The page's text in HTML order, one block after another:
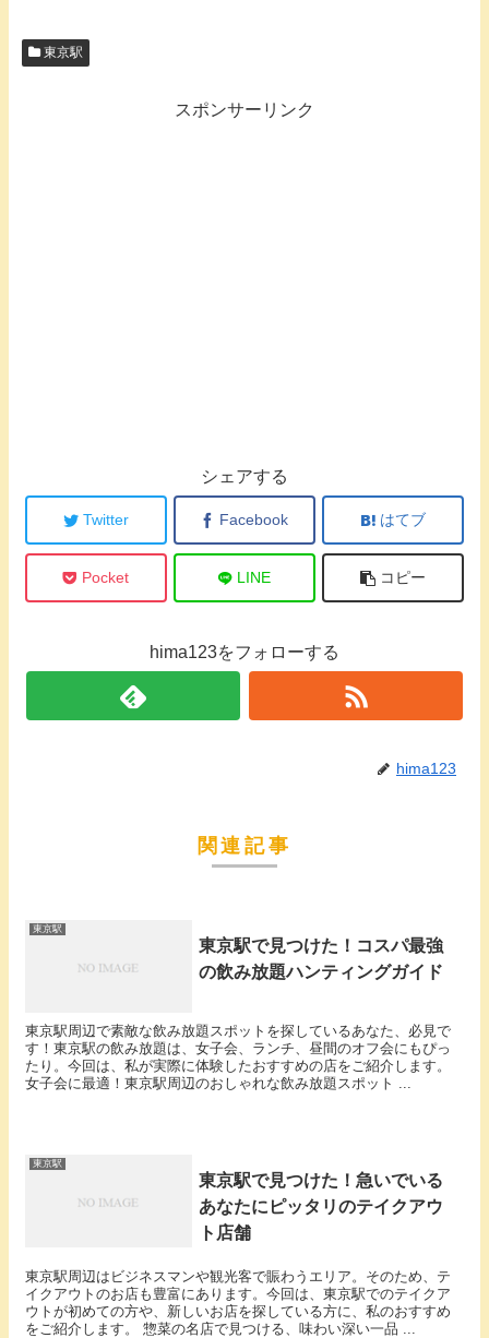
東京駅
スポンサーリンク
シェアする
Twitter Facebook はてブ
Pocket LINE コピー
hima123をフォローする
hima123
関連記事
東京駅
東京駅で見つけた！コスパ最強
の飲み放題ハンティングガイド
東京駅周辺で素敵な飲み放題スポットを探しているあなた、必見で
す！東京駅の飲み放題は、女子会、ランチ、昼間のオフ会にもぴっ
たり。今回は、私が実際に体験したおすすめの店をご紹介します。
女子会に最適！東京駅周辺のおしゃれな飲み放題スポット ...
東京駅
東京駅で見つけた！急いでいる
あなたにピッタリのテイクアウ
ト店舗
東京駅周辺はビジネスマンや観光客で賑わうエリア。そのため、テ
イクアウトのお店も豊富にあります。今回は、東京駅でのテイクア
ウトが初めての方や、新しいお店を探している方に、私のおすすめ
をご紹介します。 惣菜の名店で見つける、味わい深い一品 ...